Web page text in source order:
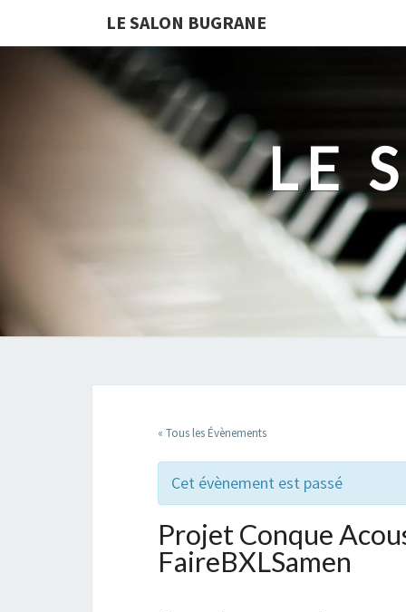
LE SALON BUGRANE
LE
« Tous les Évènements
Cet évènement est passé
Projet Conque
FaireBXLSamen